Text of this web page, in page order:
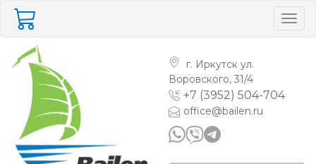
г. Иркутск ул.
Воровского, 31/4
+7 (3952) 504-704
office@bailen.ru